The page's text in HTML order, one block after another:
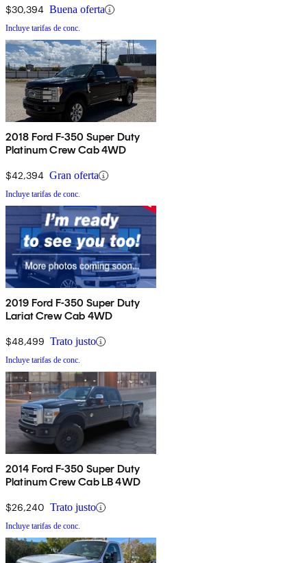
$30,394 Buena oferta
Incluye tarifas de conc.
2018 Ford F-350 Super Duty
Platinum Crew Cab 4WD
$42,394 Gran oferta
Incluye tarifas de conc.
2019 Ford F-350 Super Duty
Lariat Crew Cab 4WD
$48,499 Trato justo
Incluye tarifas de conc.
2014 Ford F-350 Super Duty
Platinum Crew Cab LB 4WD
$26,240 Trato justo
Incluye tarifas de conc.